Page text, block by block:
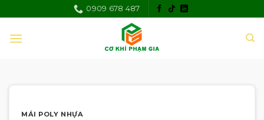
content
0909 678 487
MÁI POLY NHỰA